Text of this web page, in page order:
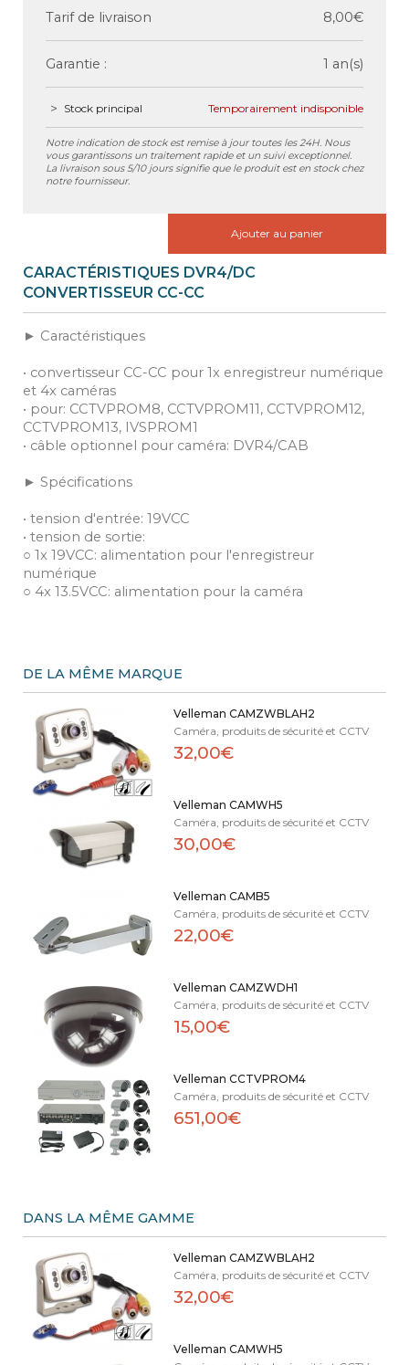
Tarif de livraison
8,00€
Garantie : 1 an(s)
Stock principal Temporairement indisponible
Notre indication de stock est remise à jour toutes les 24H. Nous
vous garantissons un traitement rapide et un suivi exceptionnel.
La livraison sous 5/10 jours signifie que le produit est en stock chez
notre fournisseur.
Ajouter au panier
CARACTÉRISTIQUES DVR4/DC
CONVERTISSEUR CC-CC
► Caractéristiques
• convertisseur CC-CC pour 1x enregistreur numérique
et 4x caméras
• pour: CCTVPROM8, CCTVPROM11, CCTVPROM12,
CCTVPROM13, IVSPROM1
• câble optionnel pour caméra: DVR4/CAB
► Spécifications
• tension d'entrée: 19VCC
• tension de sortie:
○ 1x 19VCC: alimentation pour l'enregistreur
numérique
○ 4x 13.5VCC: alimentation pour la caméra
DE LA MÊME MARQUE
Velleman CAMZWBLAH2
Caméra, produits de sécurité et CCTV
32,00€
Velleman CAMWH5
Caméra, produits de sécurité et CCTV
30,00€
Velleman CAMB5
Caméra, produits de sécurité et CCTV
22,00€
Velleman CAMZWDH1
Caméra, produits de sécurité et CCTV
15,00€
Velleman CCTVPROM4
Caméra, produits de sécurité et CCTV
651,00€
DANS LA MÊME GAMME
Velleman CAMZWBLAH2
Caméra, produits de sécurité et CCTV
32,00€
Velleman CAMWH5